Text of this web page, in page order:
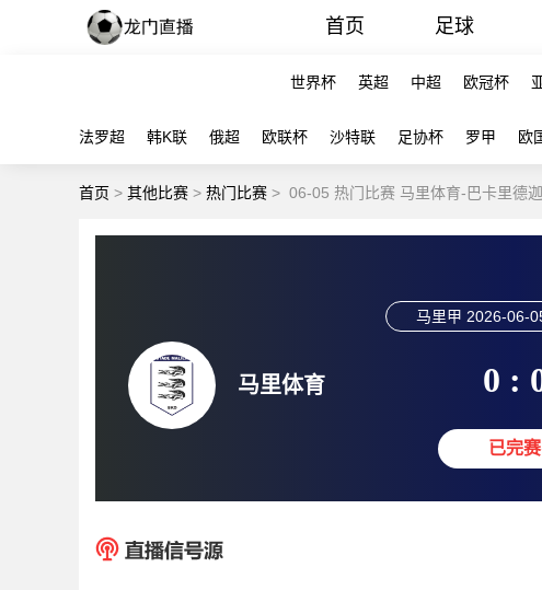
首页 足球
世界杯 英超 中超 欧冠杯
法罗超 韩K联 俄超 欧联杯 沙特联 足协杯 罗甲 欧
首页 > 其他比赛 > 热门比赛 > 06-05 热门比赛 马里体育-巴卡里德
马里体育
马里甲 2026-06-
0 :
已完赛